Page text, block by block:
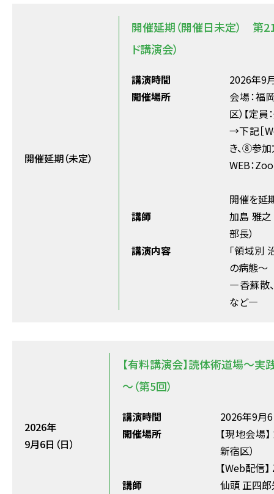
開催延期（未定）
開催延期（開催日未定） 第
ド講演会）
講演時間
2026年9
開催場所
会場：福
区）【定員
→下記［
き、⑧参加
WEB：
開催を延
講師
加島 雅
部長）
講演内容
「領域別
の病態～
―香蘇散
など―
2026年
9月6日（日）
【有料講演会】読体術道場～
～（第5回）
講演時間
2026年9月6
開催場所
【現地会場
新宿区）
【Web配信
講師
仙頭 正四郎